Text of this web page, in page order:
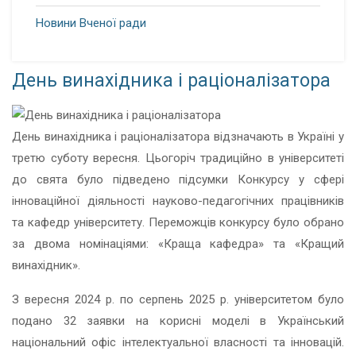
Новини Вченої ради
День винахідника і раціоналізатора
День винахідника і раціоналізатора відзначають в Україні у
третю суботу вересня. Цьогоріч традиційно в університеті
до свята було підведено підсумки Конкурсу у сфері
інноваційної діяльності науково-педагогічних працівників
та кафедр університету. Переможців конкурсу було обрано
за двома номінаціями: «Краща кафедра» та «Кращий
винахідник».
З вересня 2024 р. по серпень 2025 р. університетом було
подано 32 заявки на корисні моделі в Український
національний офіс інтелектуальної власності та інновацій.